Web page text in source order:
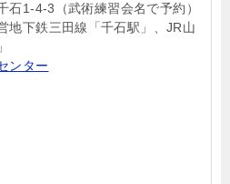
石1-4-3（武術練習会名で予約）
下鉄三田線「千石駅」、JR山
ンター